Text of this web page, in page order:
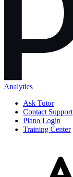
Analytics
Ask Tutor
Contact Support
Piano Login
Training Center